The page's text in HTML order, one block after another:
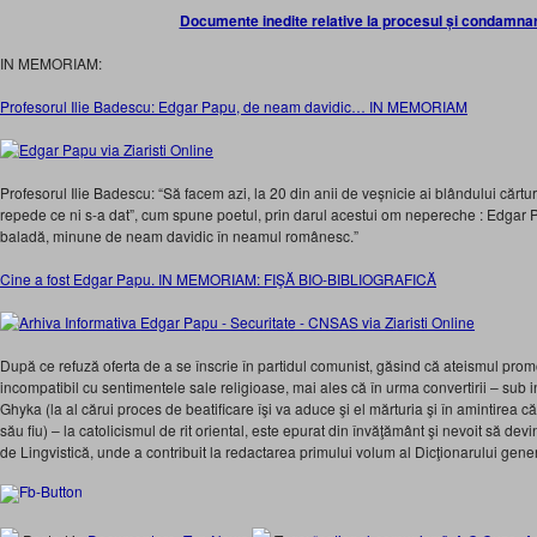
Documente inedite relative la procesul și
IN MEMORIAM:
Profesorul Ilie Badescu: Edgar Papu, de neam davidic… IN MEMORIAM
Profesorul Ilie Badescu: “Să facem azi, la 20 din anii de veșnicie ai blândului
repede ce ni s-a dat”, cum spune poetul, prin darul acestui om nepereche : Edgar
baladă, minune de neam davidic în neamul românesc.”
Cine a fost Edgar Papu. IN MEMORIAM: FIŞĂ BIO-BIBLIOGRAFICĂ
După ce refuză oferta de a se înscrie în partidul comunist, găsind că ateismul
incompatibil cu sentimentele sale religioase, mai ales că în urma convertirii – sub
Ghyka (la al cărui proces de beatificare îşi va aduce şi el mărturia şi în amintirea
său fiu) – la catolicismul de rit oriental, este epurat din învăţământ şi nevoit să
de Lingvistică, unde a contribuit la redactarea primului volum al Dicţionarului